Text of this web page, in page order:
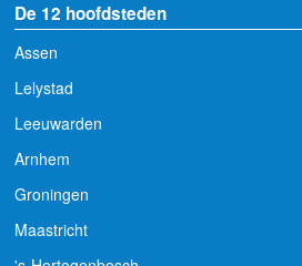
De 12 hoofdsteden
Assen
Lelystad
Leeuwarden
Arnhem
Groningen
Maastricht